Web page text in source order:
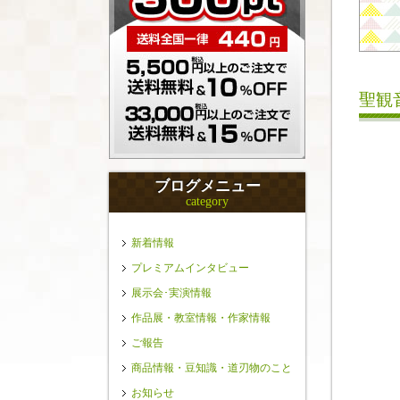
聖観
ブログメニュー
category
新着情報
プレミアムインタビュー
展示会･実演情報
作品展・教室情報・作家情報
ご報告
商品情報・豆知識・道刃物のこと
お知らせ